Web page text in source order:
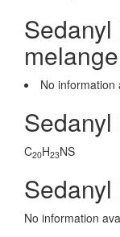
melange
No information
C20H23NS
Sedanyl
No information